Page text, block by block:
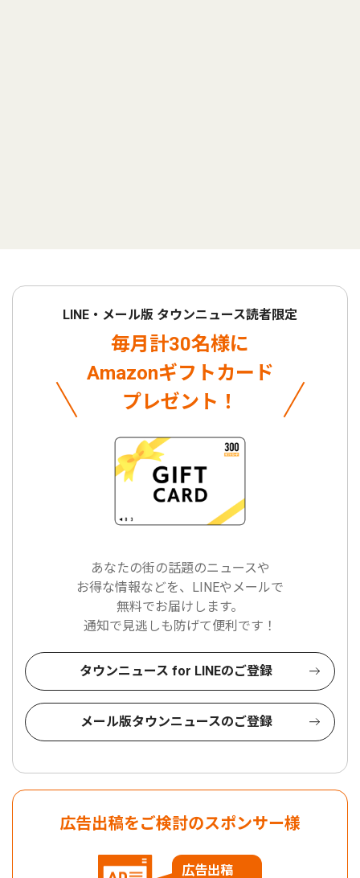
LINE・メール版 タウンニュース読者限定
毎月計30名様に
Amazonギフトカード
プレゼント！
あなたの街の話題のニュースや
お得な情報などを、LINEやメールで
無料でお届けします。
通知で見逃しも防げて便利です！
タウンニュース for LINEのご登録
メール版タウンニュースのご登録
広告出稿をご検討のスポンサー様
広告出稿